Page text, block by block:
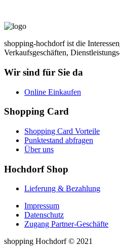
shopping-hochdorf ist die
Verkaufsgeschäften,
Wir sind für Sie da
Online Einkaufen
Shopping Card
Shopping Card Vorteile
Punktestand abfragen
Über uns
Hochdorf Shop
Lieferung & Bezahlung
Impressum
Datenschutz
Zugang Partner-Geschäfte
shopping Hochdorf © 2021